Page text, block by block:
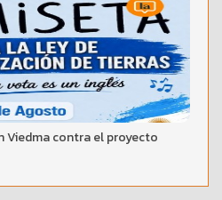
Viedma contra el proyecto